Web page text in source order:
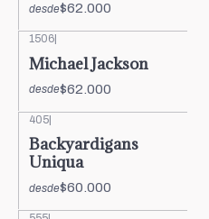
desde$62.000
1506
Michael Jackson
desde$62.000
405|
Backyardigans
Uniqua
desde$60.000